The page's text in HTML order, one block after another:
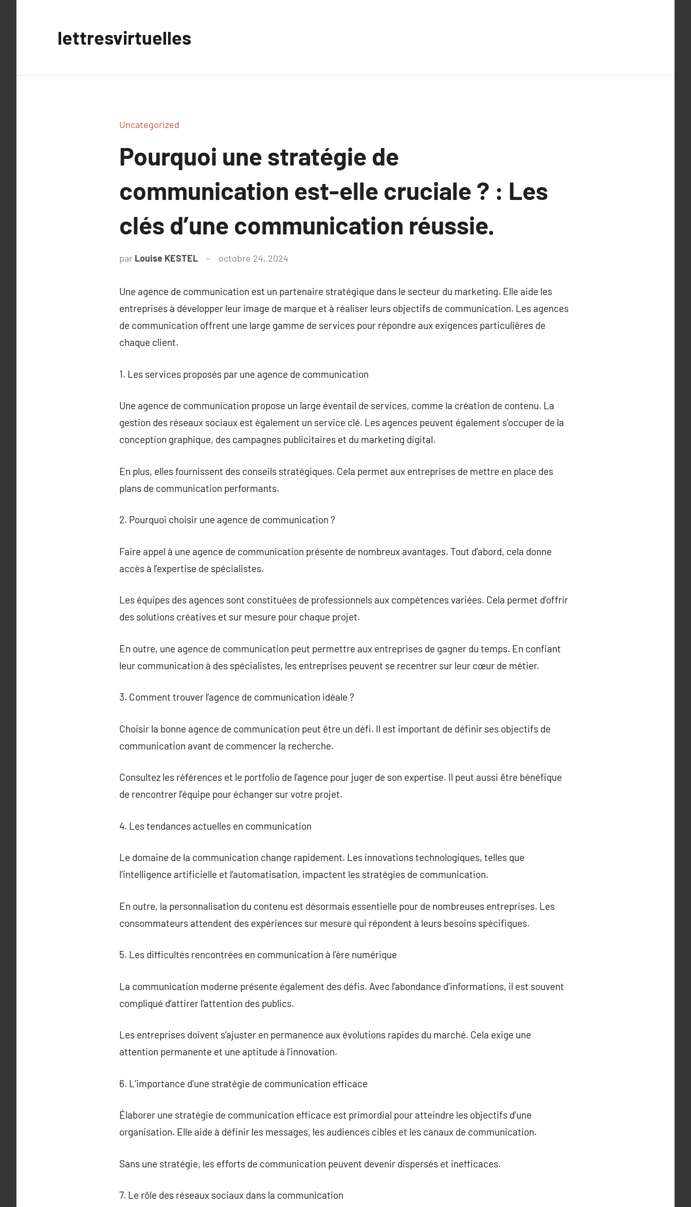
lettresvirtuelles
Uncategorized
Pourquoi une stratégie de
communication est-elle cruciale ? : Les
clés d’une communication réussie.
par Louise KESTEL octobre 24, 2024
Une agence de communication est un partenaire stratégique dans le secteur du marketing. Elle aide les
entreprises à développer leur image de marque et à réaliser leurs objectifs de communication. Les agences
de communication offrent une large gamme de services pour répondre aux exigences particulières de
chaque client.
1. Les services proposés par une agence de communication
Une agence de communication propose un large éventail de services, comme la création de contenu. La
gestion des réseaux sociaux est également un service clé. Les agences peuvent également s’occuper de la
conception graphique, des campagnes publicitaires et du marketing digital.
En plus, elles fournissent des conseils stratégiques. Cela permet aux entreprises de mettre en place des
plans de communication performants.
2. Pourquoi choisir une agence de communication ?
Faire appel à une agence de communication présente de nombreux avantages. Tout d’abord, cela donne
accès à l’expertise de spécialistes.
Les équipes des agences sont constituées de professionnels aux compétences variées. Cela permet d’offrir
des solutions créatives et sur mesure pour chaque projet.
En outre, une agence de communication peut permettre aux entreprises de gagner du temps. En confiant
leur communication à des spécialistes, les entreprises peuvent se recentrer sur leur cœur de métier.
3. Comment trouver l’agence de communication idéale ?
Choisir la bonne agence de communication peut être un défi. Il est important de définir ses objectifs de
communication avant de commencer la recherche.
Consultez les références et le portfolio de l’agence pour juger de son expertise. Il peut aussi être bénéfique
de rencontrer l’équipe pour échanger sur votre projet.
4. Les tendances actuelles en communication
Le domaine de la communication change rapidement. Les innovations technologiques, telles que
l’intelligence artificielle et l’automatisation, impactent les stratégies de communication.
En outre, la personnalisation du contenu est désormais essentielle pour de nombreuses entreprises. Les
consommateurs attendent des expériences sur mesure qui répondent à leurs besoins spécifiques.
5. Les difficultés rencontrées en communication à l’ère numérique
La communication moderne présente également des défis. Avec l’abondance d’informations, il est souvent
compliqué d’attirer l’attention des publics.
Les entreprises doivent s’ajuster en permanence aux évolutions rapides du marché. Cela exige une
attention permanente et une aptitude à l’innovation.
6. L’importance d’une stratégie de communication efficace
Élaborer une stratégie de communication efficace est primordial pour atteindre les objectifs d’une
organisation. Elle aide à définir les messages, les audiences cibles et les canaux de communication.
Sans une stratégie, les efforts de communication peuvent devenir dispersés et inefficaces.
7. Le rôle des réseaux sociaux dans la communication